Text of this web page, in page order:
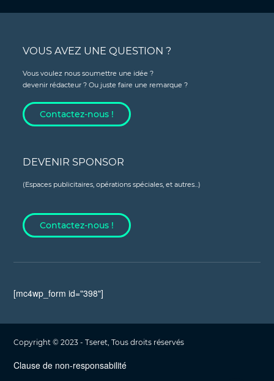
VOUS AVEZ UNE QUESTION ?
Vous voulez nous soumettre une idée ?
devenir rédacteur ? Ou juste faire une remarque ?
Contactez-nous !
DEVENIR SPONSOR
(Espaces publicitaires, opérations spéciales, et autres...)
Contactez-nous !
[mc4wp_form id="398"]
Copyright © 2023 - Tseret, Tous droits réservés
Clause de non-responsabilité